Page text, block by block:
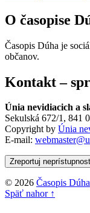
O časopise
Časopis Dúha je
občanov.
Kontakt –
Únia nevidiacich a
Sekulská 672/1, 841
Copyright by Únia
E-mail:
Zreportuj
© 2026 Časopis Dúha
Späť nahor ↑